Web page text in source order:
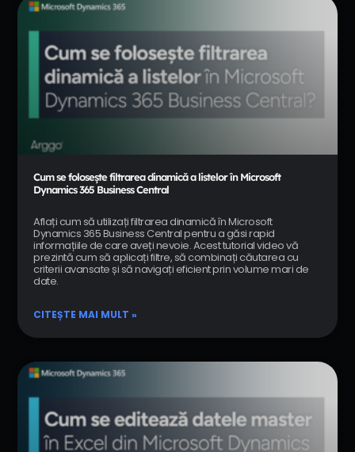
Cum se folosește filtrarea dinamică a listelor în Microsoft
Dynamics 365 Business Central
Aflați cum să utilizați filtrarea dinamică în Microsoft
Dynamics 365 Business Central pentru a găsi rapid
informațiile de care aveți nevoie. Acest tutorial video vă
prezintă cum să aplicați filtre, să combinați căutarea cu
criterii avansate și să navigați eficient prin volume mari de
date.
CITEȘTE MAI MULT »